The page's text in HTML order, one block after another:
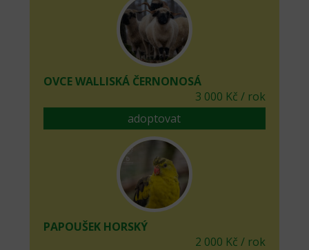
OVCE WALLISKÁ ČERNONOSÁ
3 000 Kč / rok
adoptovat
PAPOUŠEK HORSKÝ
2 000 Kč / rok